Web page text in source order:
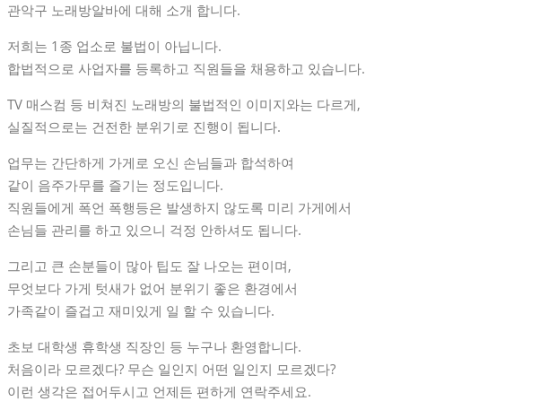
관악구 노래방알바에 대해 소개 합니다.
저희는 1종 업소로 불법이 아닙니다.
합법적으로 사업자를 등록하고 직원들을 채용하고 있습니다.
TV 매스컴 등 비쳐진 노래방의 불법적인 이미지와는 다르게,
실질적으로는 건전한 분위기로 진행이 됩니다.
업무는 간단하게 가게로 오신 손님들과 합석하여
같이 음주가무를 즐기는 정도입니다.
직원들에게 폭언 폭행등은 발생하지 않도록 미리 가게에서
손님들 관리를 하고 있으니 걱정 안하셔도 됩니다.
그리고 큰 손분들이 많아 팁도 잘 나오는 편이며,
무엇보다 가게 텃새가 없어 분위기 좋은 환경에서
가족같이 즐겁고 재미있게 일 할 수 있습니다.
초보 대학생 휴학생 직장인 등 누구나 환영합니다.
처음이라 모르겠다? 무슨 일인지 어떤 일인지 모르겠다?
이런 생각은 접어두시고 언제든 편하게 연락주세요.